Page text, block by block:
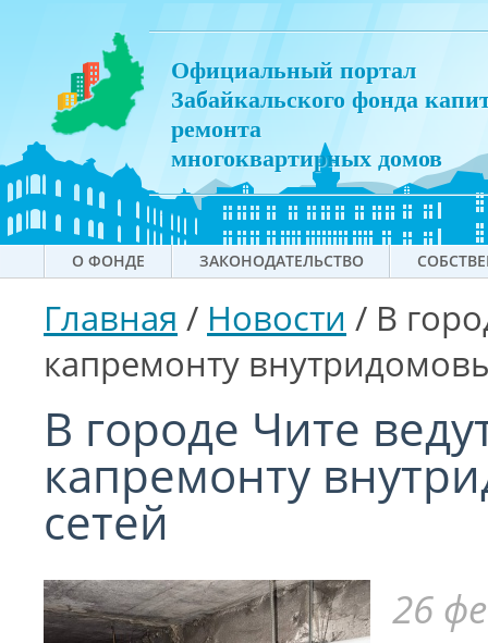
Официальный портал
Забайкальского фонда
ремонта
многоквартирных домов
О ФОНДЕ ЗАКОНОДАТЕЛЬСТВО
Главная / Новости / В
капремонту
В городе Чите
капремонту
сетей
26